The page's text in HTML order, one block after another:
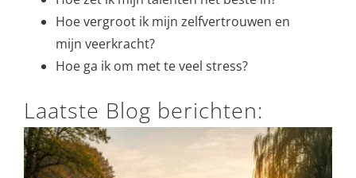
Hoe vergroot ik mijn zelfvertrouwen en
mijn veerkracht?
Hoe ga ik om met te veel stress?
Laatste Blog berichten: